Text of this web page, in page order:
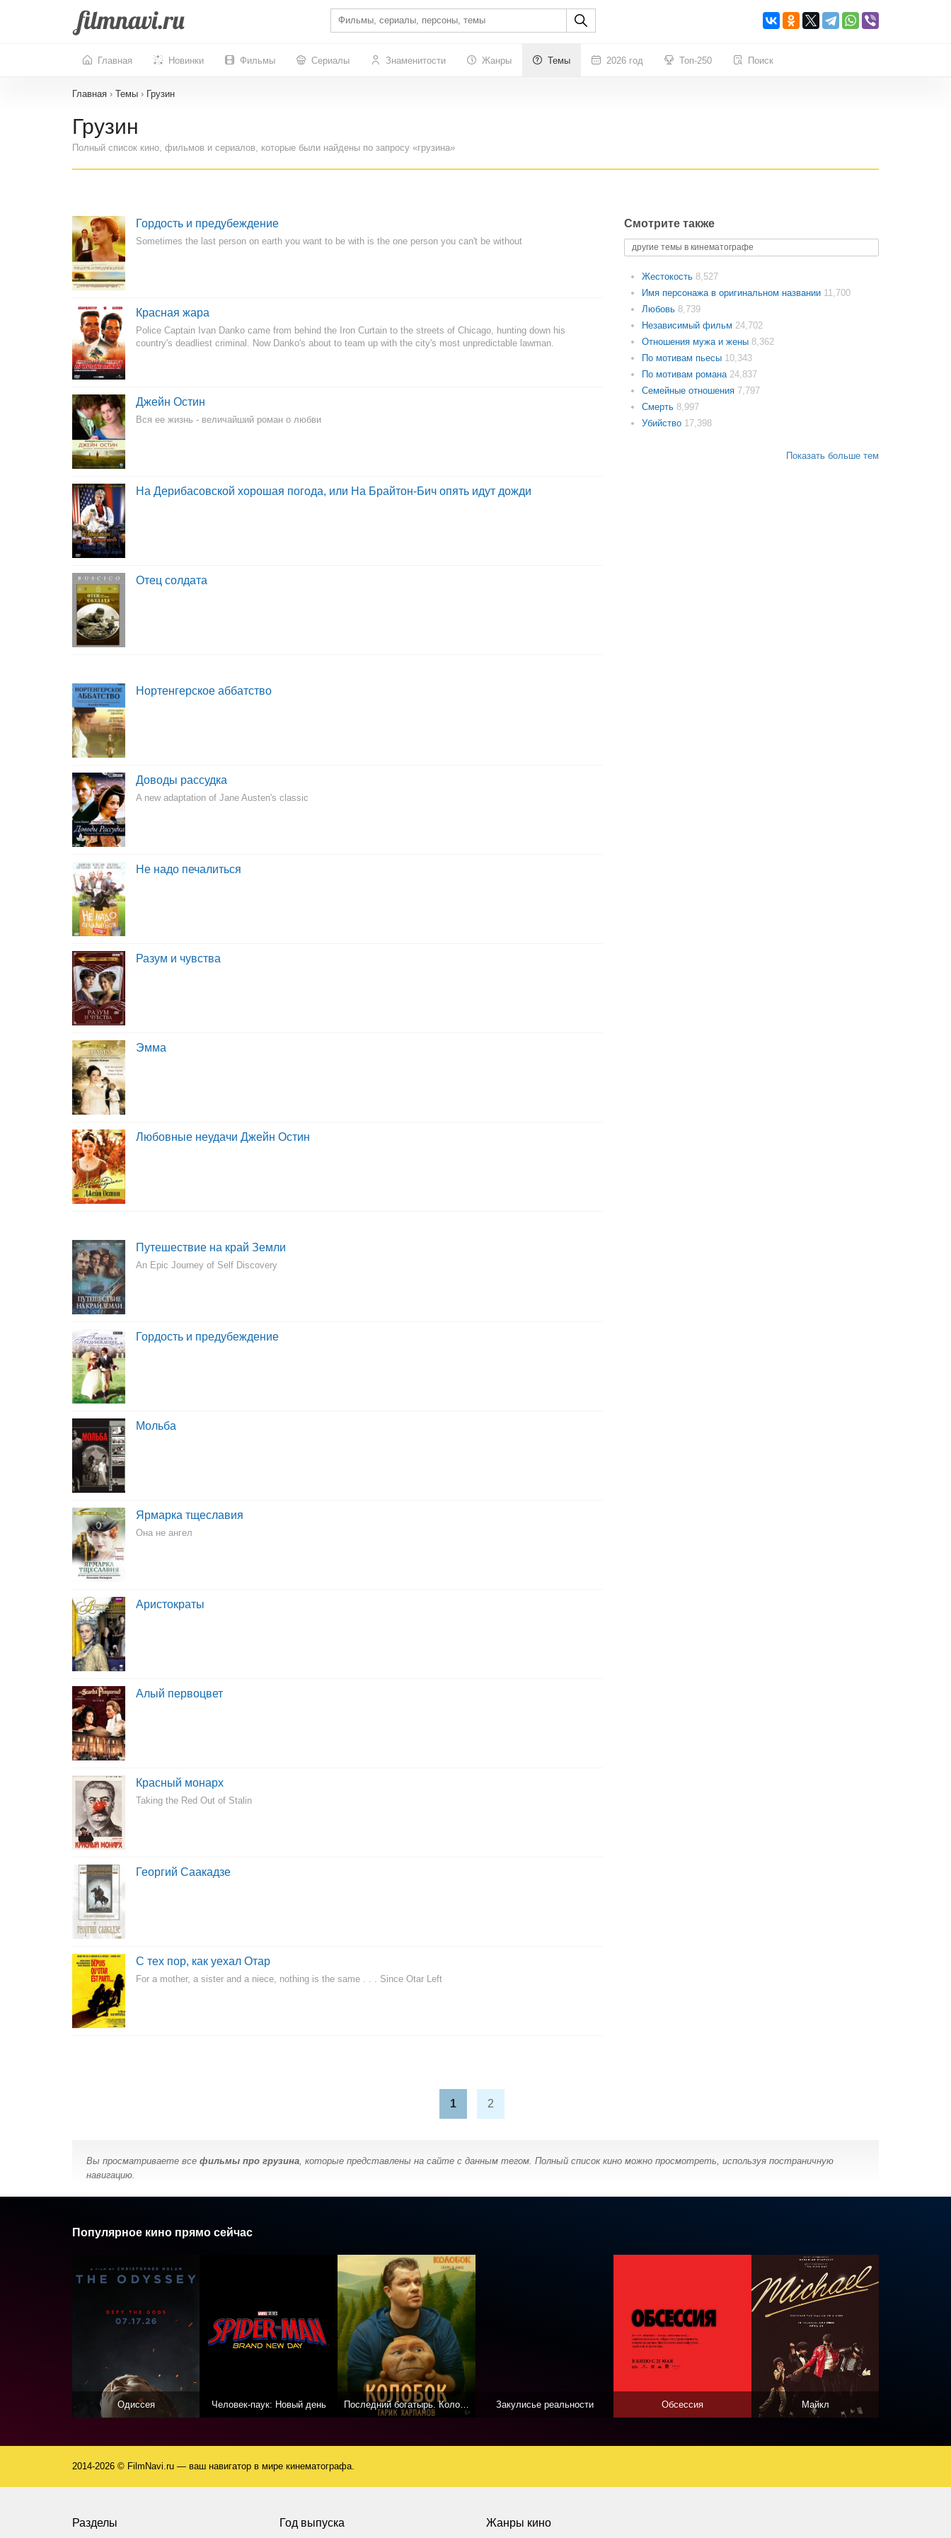
Главная Новинки Фильмы Сериалы Знаменитости Жанры Темы 2026 год Топ-250 Поиск
Главная › Темы › Грузин
Грузин
Полный список кино, фильмов и сериалов, которые были найдены по запросу «грузина»
Гордость и предубеждение
Sometimes the last person on earth you want to be with is the one person you can't be without
Красная жара
Police Captain Ivan Danko came from behind the Iron Curtain to the streets of Chicago, hunting down his
country's deadliest criminal. Now Danko's about to team up with the city's most unpredictable lawman.
Джейн Остин
Вся ее жизнь - величайший роман о любви
На Дерибасовской хорошая погода, или На Брайтон-Бич опять идут дожди
Отец солдата
Нортенгерское аббатство
Доводы рассудка
A new adaptation of Jane Austen's classic
Не надо печалиться
Разум и чувства
Эмма
Любовные неудачи Джейн Остин
Путешествие на край Земли
An Epic Journey of Self Discovery
Гордость и предубеждение
Мольба
Ярмарка тщеславия
Она не ангел
Аристократы
Алый первоцвет
Красный монарх
Taking the Red Out of Stalin
Георгий Саакадзе
С тех пор, как уехал Отар
For a mother, a sister and a niece, nothing is the same . . . Since Otar Left
Смотрите также
другие темы в кинематографе
Жестокость 8,527
Имя персонажа в оригинальном названии 11,700
Любовь 8,739
Независимый фильм 24,702
Отношения мужа и жены 8,362
По мотивам пьесы 10,343
По мотивам романа 24,837
Семейные отношения 7,797
Смерть 8,997
Убийство 17,398
Показать больше тем
1 2
Вы просматриваете все фильмы про грузина, которые представлены на сайте с данным тегом. Полный список кино можно просмотреть, используя постраничную
навигацию.
Популярное кино прямо сейчас
Одиссея Человек-паук: Новый день Последний богатырь. Колобок Закулисье реальности Обсессия Майкл
2014-2026 © FilmNavi.ru — ваш навигатор в мире кинематографа.
Разделы Год выпуска Жанры кино